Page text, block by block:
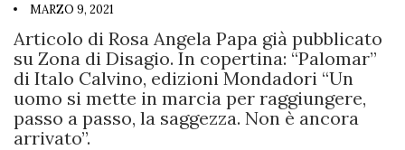
MARZO 9, 2021
Articolo di Rosa Angela Papa già pubblicato
su Zona di Disagio. In copertina: “Palomar”
di Italo Calvino, edizioni Mondadori “Un
uomo si mette in marcia per raggiungere,
passo a passo, la saggezza. Non è ancora
arrivato”.